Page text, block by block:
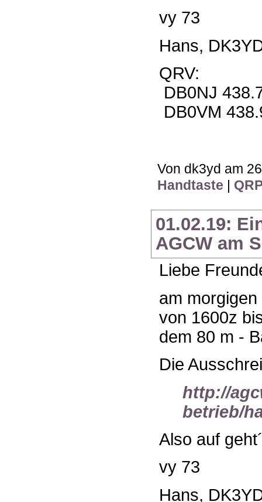
vy 73
Hans,
QRV:
DB0NJ
DB0VM
Von dk3yd am
Handtaste
01.02.19:
AGCW am
Liebe
am
von 1600z
dem 80 m -
Die
http://
betrieb/
Also auf
vy 73
Hans,